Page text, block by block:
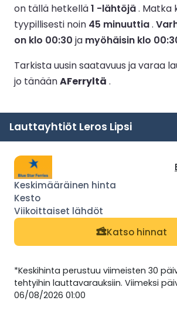
on tällä hetkellä1 -lähtöjä. Matka
tyypillisesti noin 45 minuuttia.
on klo 00:30 ja myöhäisin klo
Tarkista uusin saatavuus ja varaa
jo tänäänAFerryltä .
Lauttayhtiöt Leros Lipsi
Katso hinnat
*Keskihinta perustuu viimeisten 30
tehtyihin lauttavarauksiin. Viimeksi
06/08/2026 01:00